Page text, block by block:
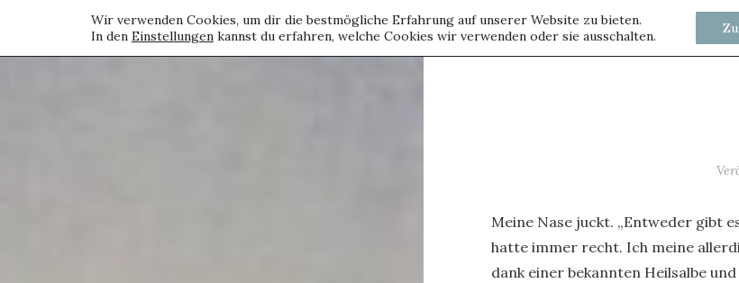
Meine Nase juckt. „Entweder gibt
hatte immer recht. Ich meine
dank einer bekannten Heilsalbe
Wir verwenden Cookies, um dir die bestmögliche Erfahrung auf unserer Website zu bieten.
In den Einstellungenkannst du erfahren, welche Cookies wir verwenden oder sie ausschalten.